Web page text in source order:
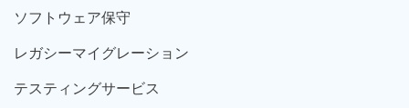
ソフト ウェア保守
レガシーマイグレーション
テスティングサービス